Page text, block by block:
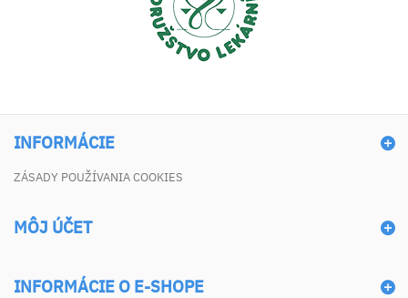
INFORMÁCIE
ZÁSADY POUŽÍVANIA COOKIES
MÔJ ÚČET
INFORMÁCIE O E-SHOPE